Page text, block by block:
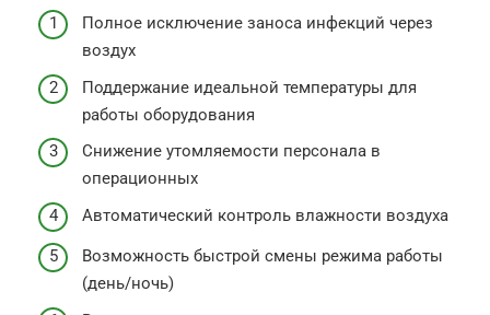
Полное исключение заноса инфекций через
воздух
Поддержание идеальной температуры для
работы оборудования
Снижение утомляемости персонала в
операционных
Автоматический контроль влажности воздуха
Возможность быстрой смены режима работы
(день/ночь)